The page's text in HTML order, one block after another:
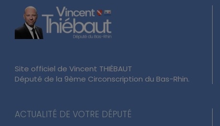
Site officiel de Vincent THIÉBAUT